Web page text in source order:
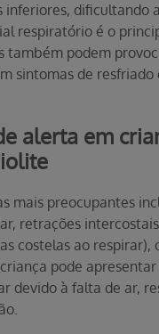
inferiores, dificultando
respiratório é o
também podem
sintomas de resfriado
alerta em
mais preocupantes
retrações
costelas ao respirar),
pode
devido à falta de ar,